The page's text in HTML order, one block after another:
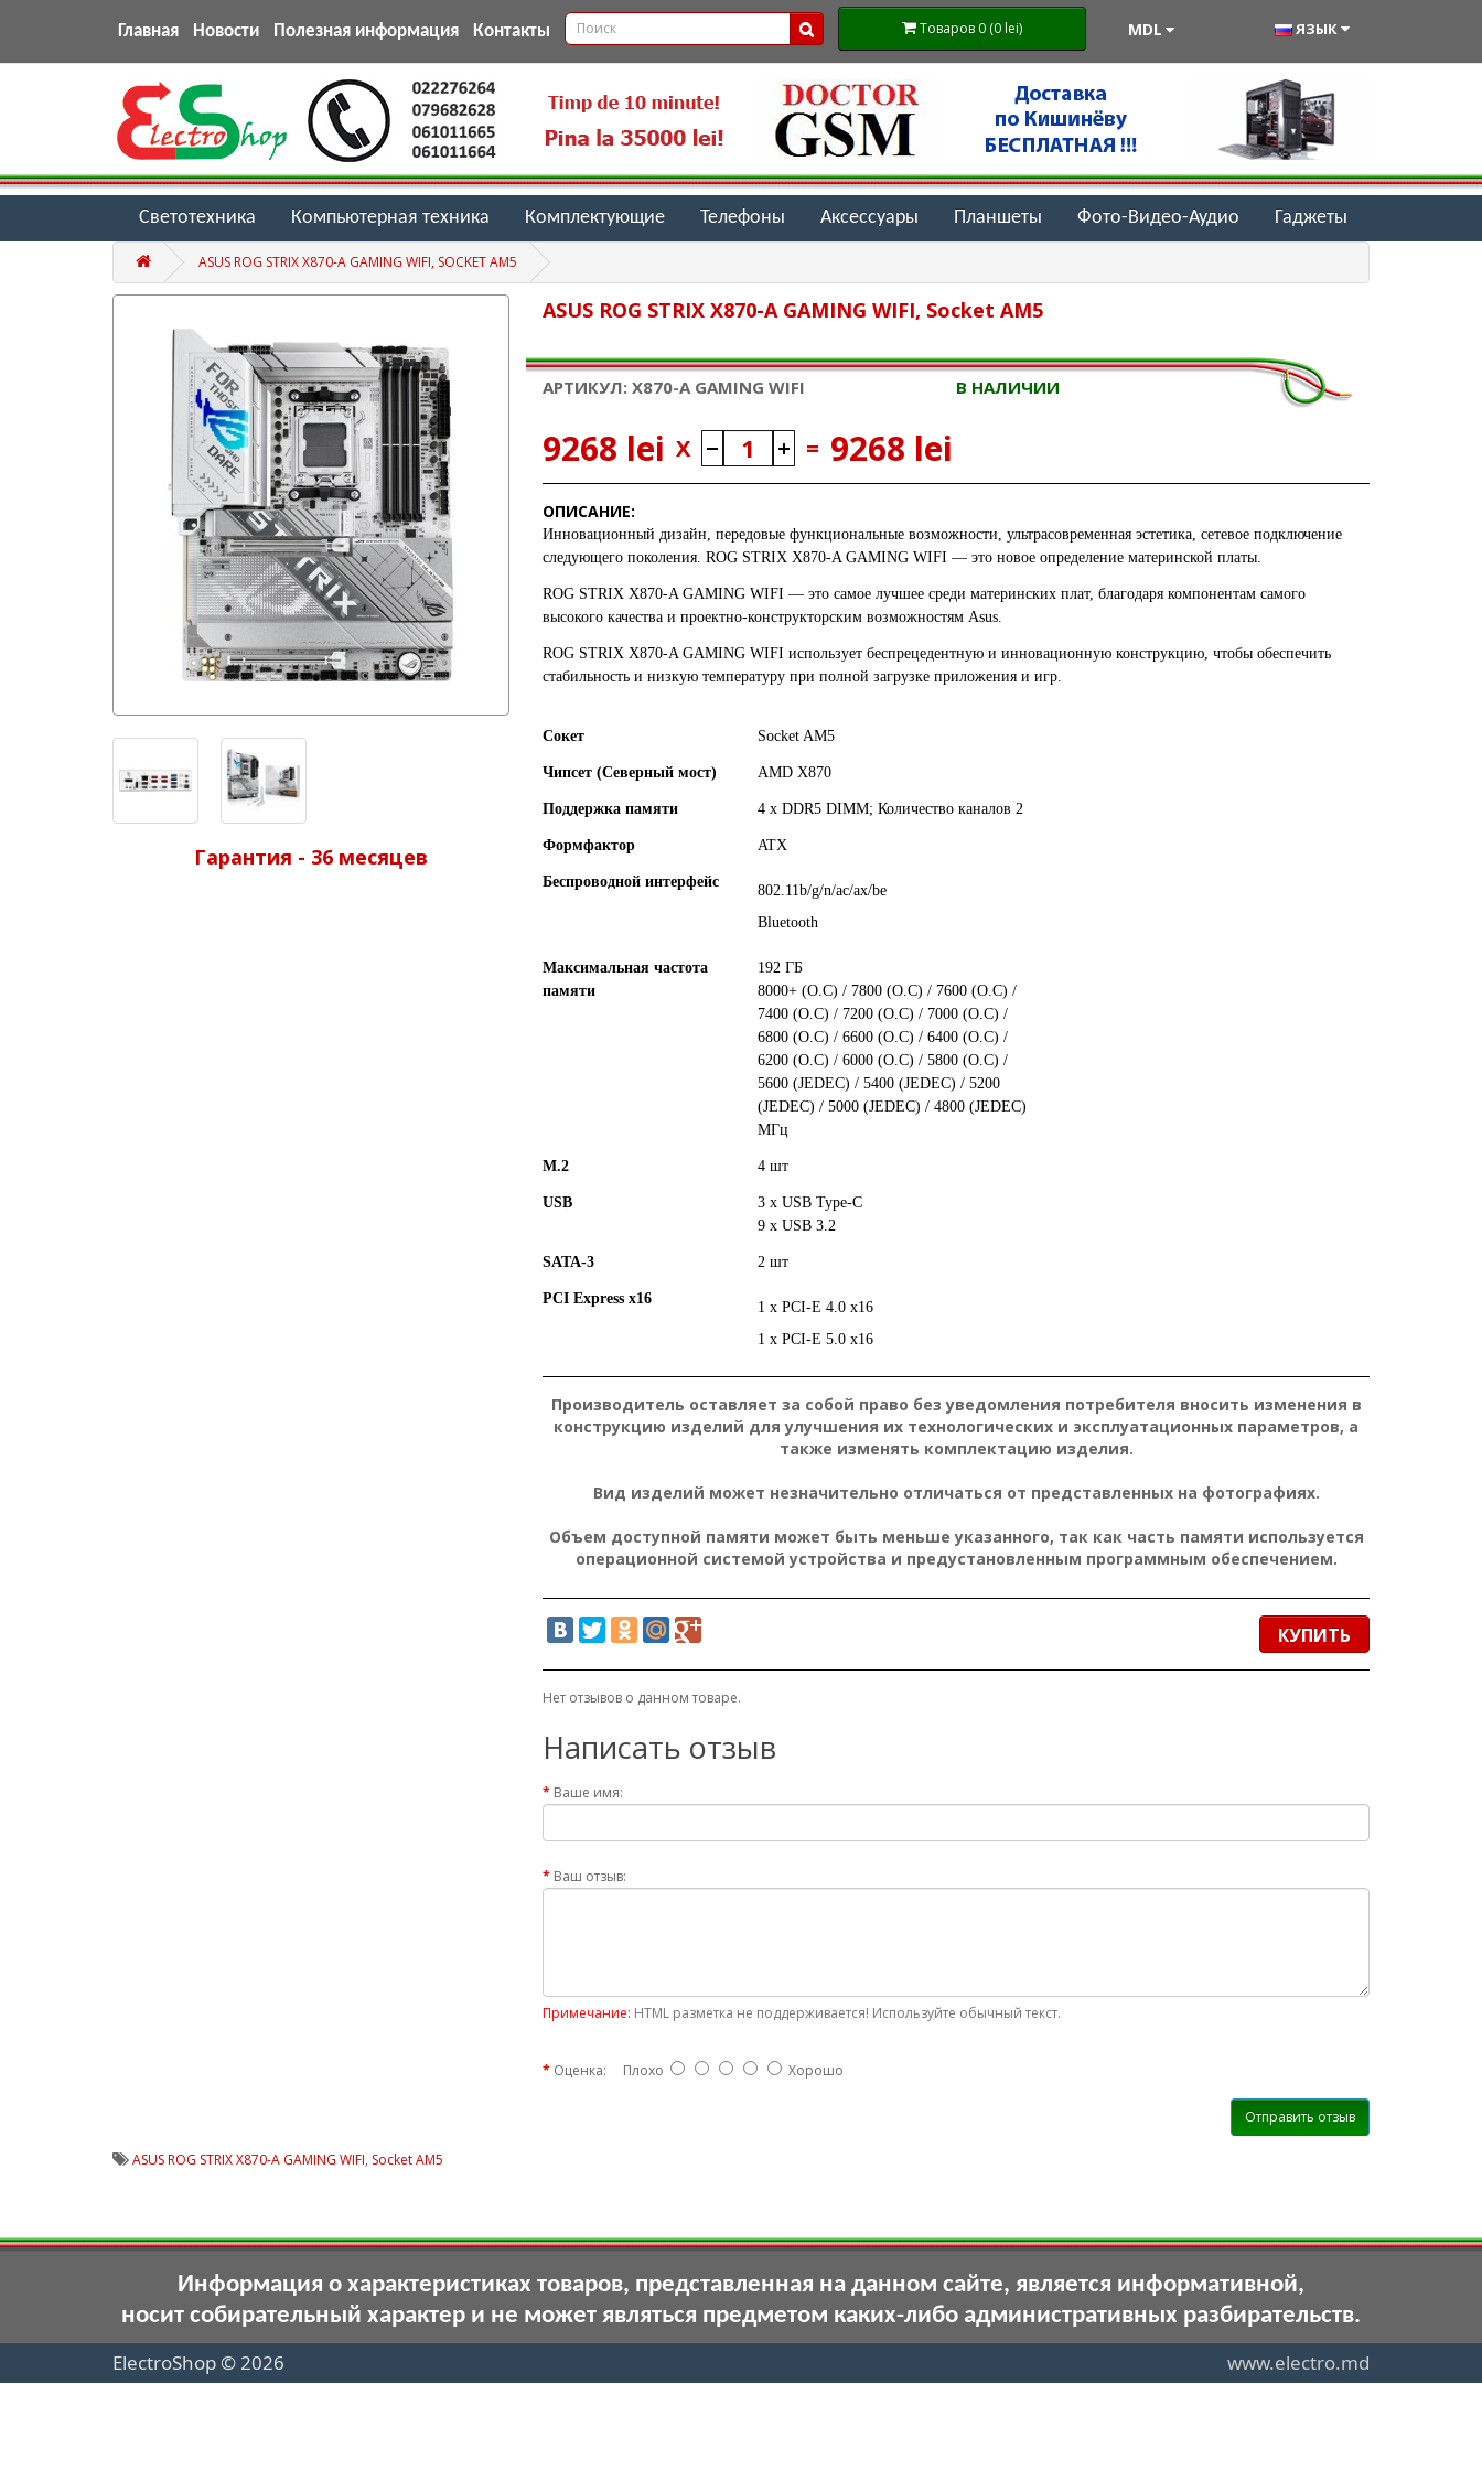
Главная Новости Полезная информация Контакты Товаров 0 (0 lei) MDL ЯЗЫК
Светотехника Компьютерная техника Комплектующие Телефоны Аксессуары Планшеты Фото-Видео-Аудио Гаджеты
ASUS ROG STRIX X870-A GAMING WIFI, SOCKET AM5
Гарантия - 36 месяцев
ASUS ROG STRIX X870-A GAMING WIFI, Socket AM5
АРТИКУЛ: X870-A GAMING WIFI В НАЛИЧИИ
9268 lei X = 9268 lei
ОПИСАНИЕ:
Инновационный дизайн, передовые функциональные возможности, ультрасовременная эстетика, сетевое подключение
следующего поколения. ROG STRIX X870-A GAMING WIFI — это новое определение материнской платы.
ROG STRIX X870-A GAMING WIFI — это самое лучшее среди материнских плат, благодаря компонентам самого
высокого качества и проектно-конструкторским возможностям Asus
ROG STRIX X870-A GAMING WIFI использует беспрецедентную и инновационную конструкцию, чтобы обеспечить
стабильность и низкую температуру при полной загрузке приложения и игр.
Сокет Socket AM5
Чипсет (Северный мост) AMD X870
Поддержка памяти 4 x DDR5 DIMM; Количество каналов 2
Формфактор ATX
Беспроводной интерфейс
802.11b/g/n/ac/ax/be
Bluetooth
Максимальная частота
памяти
192 ГБ
8000+ (O.C) / 7800 (O.C) / 7600 (O.C) /
7400 (O.C) / 7200 (O.C) / 7000 (O.C) /
6800 (O.C) / 6600 (O.C) / 6400 (O.C) /
6200 (O.C) / 6000 (O.C) / 5800 (O.C) /
5600 (JEDEC) / 5400 (JEDEC) / 5200
(JEDEC) / 5000 (JEDEC) / 4800 (JEDEC)
МГц
M.2 4 шт
USB
3 x USB Type-C
9 х USB 3.2
SATA-3 2 шт
PCI Express x16
1 x PCI-E 4.0 x16
1 x PCI-E 5.0 x16
Производитель оставляет за собой право без уведомления потребителя вносить изменения в
конструкцию изделий для улучшения их технологических и эксплуатационных параметров, а
также изменять комплектацию изделия.
Вид изделий может незначительно отличаться от представленных на фотографиях.
Объем доступной памяти может быть меньше указанного, так как часть памяти используется
операционной системой устройства и предустановленным программным обеспечением.
КУПИТЬ
Нет отзывов о данном товаре.
Написать отзыв
Ваше имя:
Ваш отзыв:
Примечание: HTML разметка не поддерживается! Используйте обычный текст.
Оценка: Плохо Хорошо
Отправить отзыв
ASUS ROG STRIX X870-A GAMING WIFI, Socket AM5
Информация о характеристиках товаров, представленная на данном сайте, является информативной,
носит собирательный характер и не может являться предметом каких-либо административных разбирательств.
ElectroShop © 2026
www.electro.md